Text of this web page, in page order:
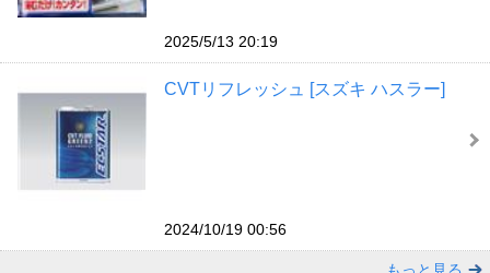
2025/5/13 20:19
CVTリフレッシュ [スズキ ハスラー]
2024/10/19 00:56
もっと見る